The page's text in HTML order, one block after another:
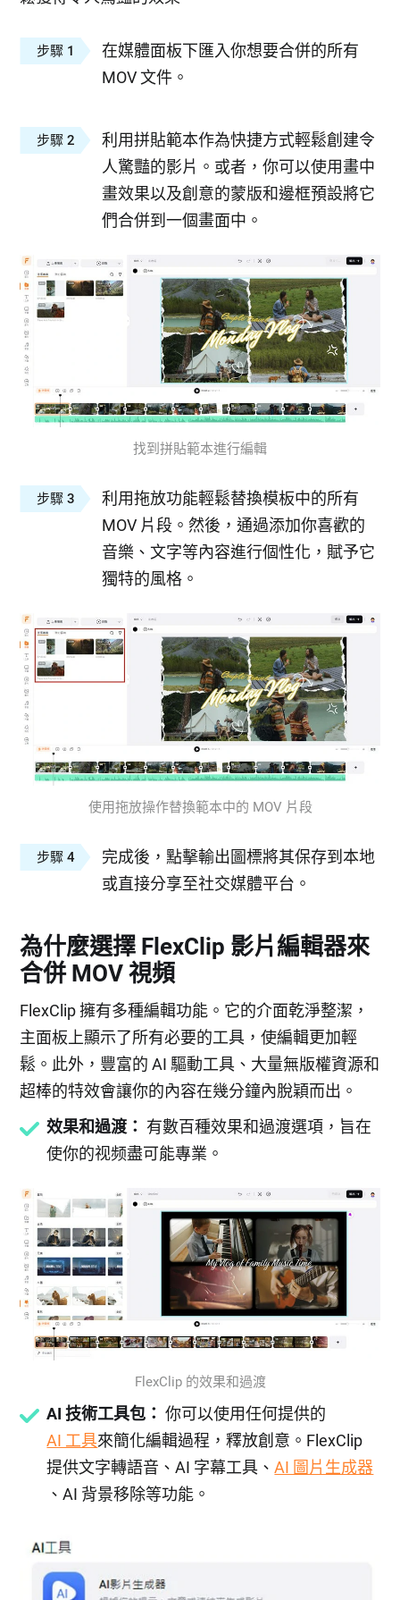
步驟 1
在媒體面板下匯入你想要合併的所有
MOV 文件。
步驟 2
利用拼貼範本作為快捷方式輕鬆創建令
人驚豔的影片。或者，你可以使用畫中
畫效果以及創意的蒙版和邊框預設將它
們合併到一個畫面中。
找到拼貼範本進行編輯
步驟 3
利用拖放功能輕鬆替換模板中的所有
MOV 片段。然後，通過添加你喜歡的
音樂、文字等內容進行個性化，賦予它
獨特的風格。
使用拖放操作替換範本中的 MOV 片段
步驟 4
完成後，點擊輸出圖標將其保存到本地
或直接分享至社交媒體平台。
為什麼選擇 FlexClip 影片編輯器來
合併 MOV 視頻
FlexClip 擁有多種編輯功能。它的介面乾淨整潔，
主面板上顯示了所有必要的工具，使編輯更加輕
鬆。此外，豐富的 AI 驅動工具、大量無版權資源和
超棒的特效會讓你的內容在幾分鐘內脫穎而出。
效果和過渡： 有數百種效果和過渡選項，旨在
使你的视频盡可能專業。
FlexClip 的效果和過渡
AI 技術工具包： 你可以使用任何提供的
AI 工具來簡化編輯過程，釋放創意。FlexClip
提供文字轉語音、AI 字幕工具、AI 圖片生成器
、AI 背景移除等功能。